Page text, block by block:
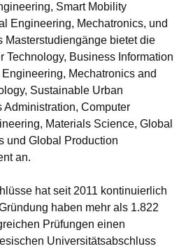
Smart Mobility
Engineering, Mechatronics, und
Masterstudiengänge bietet die
Technology, Business Information
Mechatronics and
Sustainable Urban
Administration, Computer
Materials Science, Global
und Global Production
an.
hat seit 2011 kontinuierlich
haben mehr als 1.822
Prüfungen einen
Universitätsabschluss